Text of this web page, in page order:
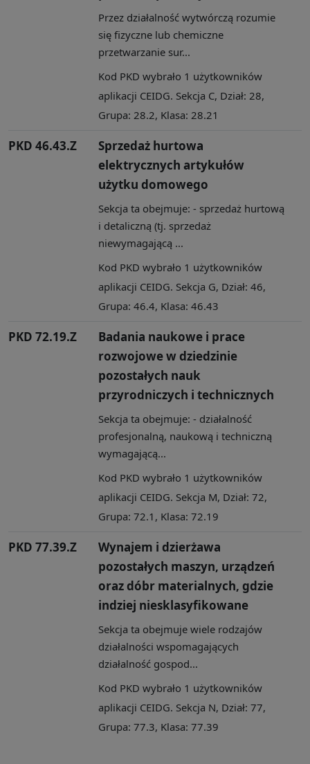
Przez działalność wytwórczą rozumie
się fizyczne lub chemiczne
przetwarzanie sur...
Kod PKD wybrało 1 użytkowników
aplikacji CEIDG. Sekcja C, Dział: 28,
Grupa: 28.2, Klasa: 28.21
PKD 46.43.Z
Sprzedaż hurtowa
elektrycznych artykułów
użytku domowego
Sekcja ta obejmuje: - sprzedaż hurtową
i detaliczną (tj. sprzedaż
niewymagającą ...
Kod PKD wybrało 1 użytkowników
aplikacji CEIDG. Sekcja G, Dział: 46,
Grupa: 46.4, Klasa: 46.43
PKD 72.19.Z
Badania naukowe i prace
rozwojowe w dziedzinie
pozostałych nauk
przyrodniczych i technicznych
Sekcja ta obejmuje: - działalność
profesjonalną, naukową i techniczną
wymagającą...
Kod PKD wybrało 1 użytkowników
aplikacji CEIDG. Sekcja M, Dział: 72,
Grupa: 72.1, Klasa: 72.19
PKD 77.39.Z
Wynajem i dzierżawa
pozostałych maszyn, urządzeń
oraz dóbr materialnych, gdzie
indziej niesklasyfikowane
Sekcja ta obejmuje wiele rodzajów
działalności wspomagających
działalność gospod...
Kod PKD wybrało 1 użytkowników
aplikacji CEIDG. Sekcja N, Dział: 77,
Grupa: 77.3, Klasa: 77.39